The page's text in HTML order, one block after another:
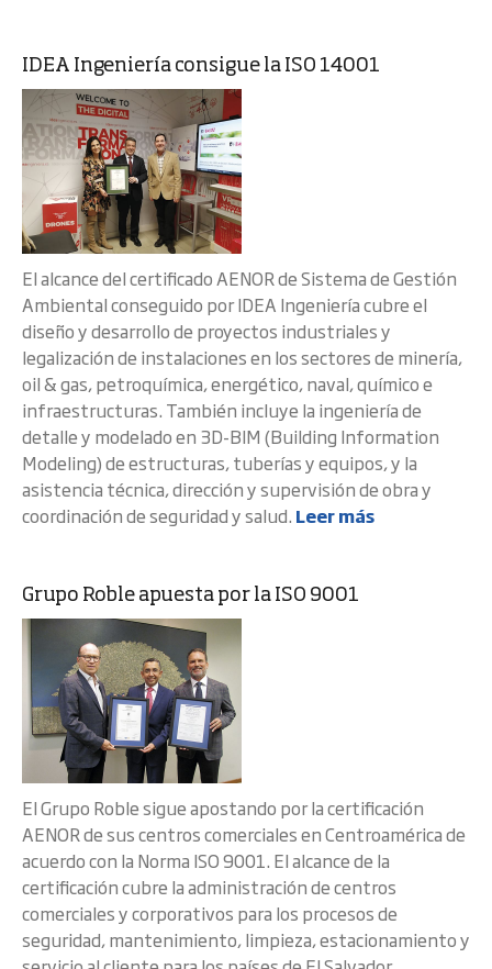
IDEA Ingeniería consigue la ISO 14001
El alcance del certificado AENOR de Sistema de Gestión
Ambiental conseguido por IDEA Ingeniería cubre el
diseño y desarrollo de proyectos industriales y
legalización de instalaciones en los sectores de minería,
oil & gas, petroquímica, energético, naval, químico e
infraestructuras. También incluye la ingeniería de
detalle y modelado en 3D-BIM (Building Information
Modeling) de estructuras, tuberías y equipos, y la
asistencia técnica, dirección y supervisión de obra y
coordinación de seguridad y salud. Leer más
Grupo Roble apuesta por la ISO 9001
El Grupo Roble sigue apostando por la certificación
AENOR de sus centros comerciales en Centroamérica de
acuerdo con la Norma ISO 9001. El alcance de la
certificación cubre la administración de centros
comerciales y corporativos para los procesos de
seguridad, mantenimiento, limpieza, estacionamiento y